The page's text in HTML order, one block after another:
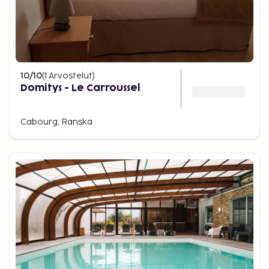
10/10(1 Arvostelut)
Domitys - Le Carroussel
Cabourg, Ranska